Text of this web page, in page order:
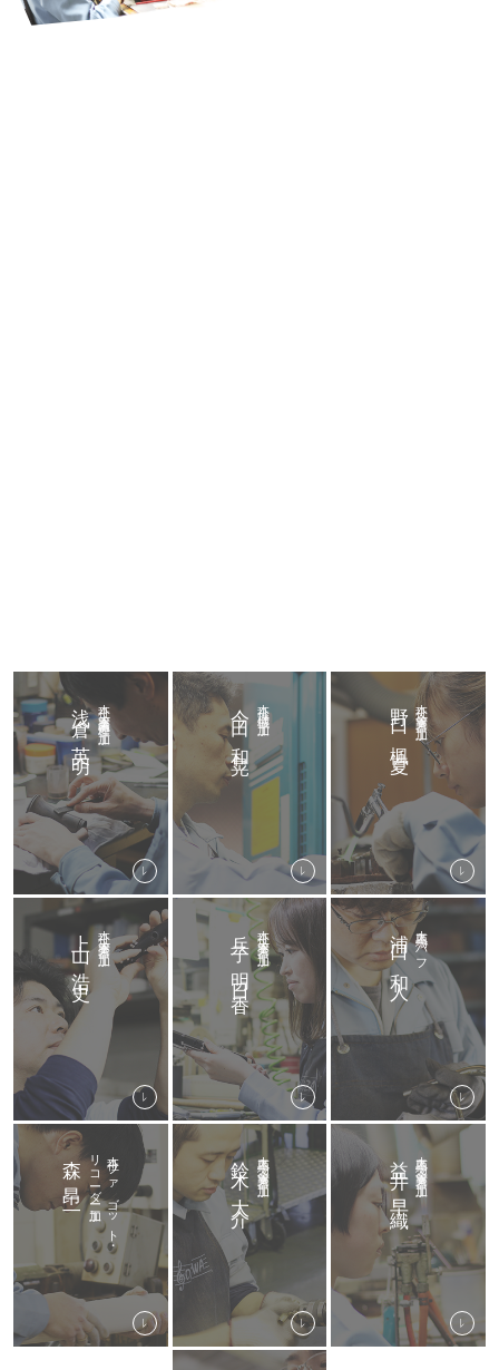
本社 木管楽器処理 加工
浅倉 英明 本社 機械 加工
今田 和晃 本社 金管楽器 加工
野口 楓夏
本社 木管楽器 加工
上山 浩史 本社 木管楽器 加工
兵子 明日香 大島工場 バフ
浦口 和人
本社 ファゴット・
リコーダー加工
森 昂二 大島工場 金管楽器 加工
鈴木 大介 大島工場 金管楽器 加工
益井 早織